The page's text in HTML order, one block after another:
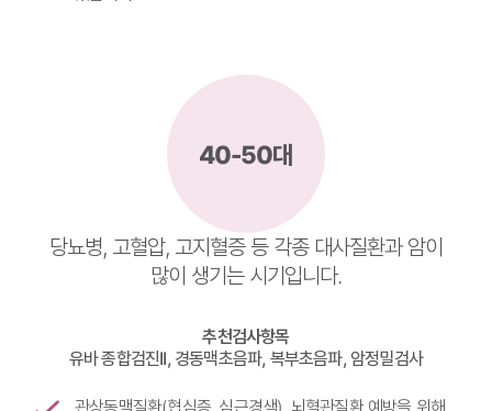
40-50대
당뇨병, 고혈압, 고지혈증 등 각종 대사질환과 암이
많이 생기는 시기입니다.
추천검사항목
유바 종합검진II, 경동맥초음파, 복부초음파, 암정밀검사